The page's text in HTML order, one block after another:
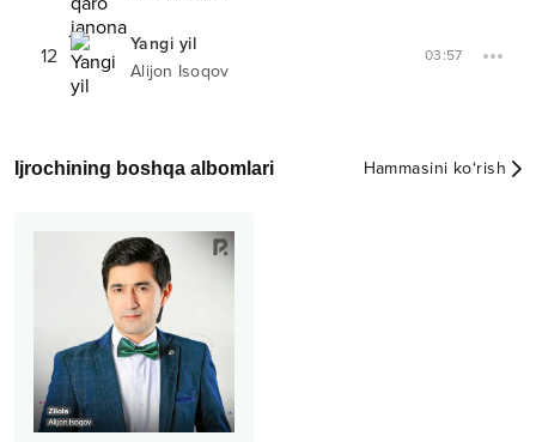
12
Yangi yil
Alijon Isoqov
03:57
Ijrochining boshqa albomlari Hammasini ko‘rish